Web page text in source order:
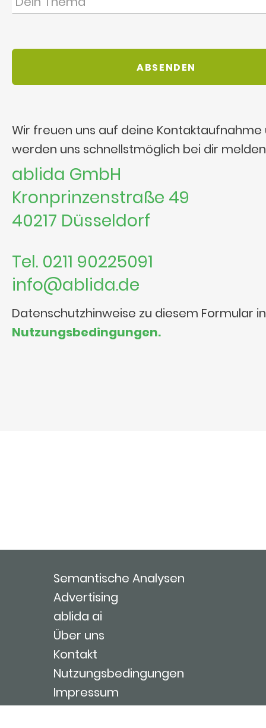
Wir freuen uns auf deine Kontaktaufnahme
werden uns schnellstmöglich bei dir
ablida GmbH
Kronprinzenstraße 49
40217 Düsseldorf
Tel. 0211 90225091
info@ablida.de
Datenschutzhinweise zu diesem Formular
Nutzungsbedingungen.
Semantische Analysen
Advertising
ablida ai
Über uns
Kontakt
Nutzungsbedingungen
Impressum
Login